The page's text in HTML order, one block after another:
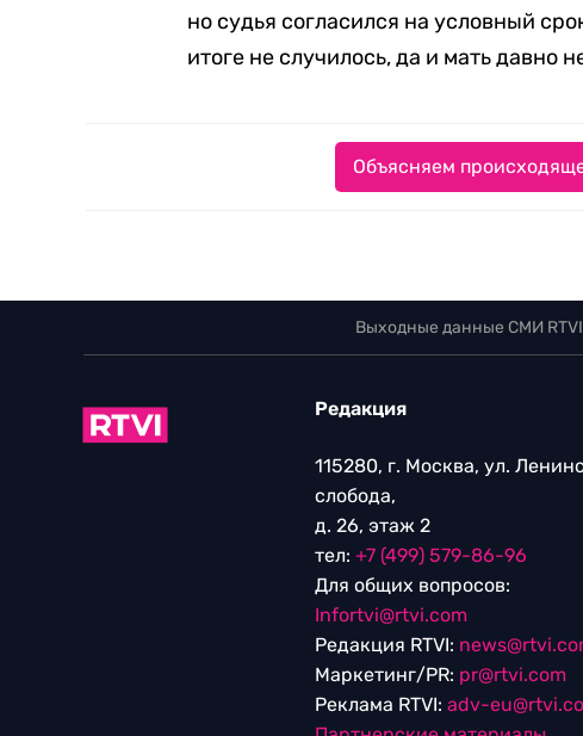
но судья согласился на условный
итоге не случилось, да и мать давно
Объясняем
Выходные данные СМИ RTVI
Редакция
115280, г. Москва, ул.
слобода,
д. 26, этаж 2
тел: +7 (499) 579-86-96
Для общих вопросов:
Infortvi@rtvi.com
Редакция RTVI:
Маркетинг/PR: pr@rtvi.com
Реклама RTVI: adv-